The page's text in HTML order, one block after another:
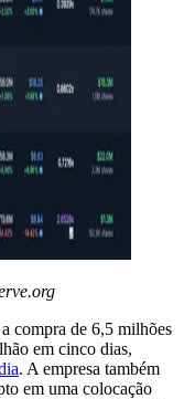
compra de 6,5 milhões
em cinco dias,
. A empresa também
em uma colocação